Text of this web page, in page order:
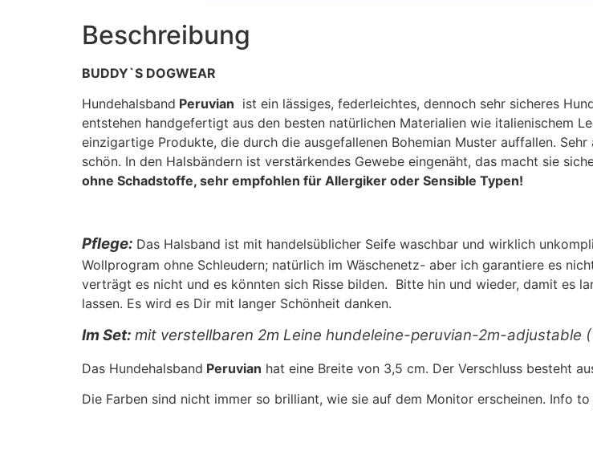
Beschreibung
BUDDY`S DOGWEAR
Hundehalsband Peruvian ist ein lässiges, federleichtes, dennoch sehr sicheres
entstehen handgefertigt aus den besten natürlichen Materialien wie italienischem
einzigartige Produkte, die durch die ausgefallenen Bohemian Muster auffallen.
schön. In den Halsbändern ist verstärkendes Gewebe eingenäht, das macht sie
ohne Schadstoffe, sehr empfohlen für Allergiker oder Sensible Typen!
Pflege: Das Halsband ist mit handelsüblicher Seife waschbar und wirklich
Wollprogram ohne Schleudern; natürlich im Wäschenetz- aber ich garantiere es
verträgt es nicht und es könnten sich Risse bilden. Bitte hin und wieder, damit es
lassen. Es wird es Dir mit langer Schönheit danken.
Im Set: mit verstellbaren 2m Leine hundeleine-peruvian-2m-adjustable
Das Hundehalsband Peruvian hat eine Breite von 3,5 cm. Der Verschluss besteht
Die Farben sind nicht immer so brilliant, wie sie auf dem Monitor erscheinen. Info